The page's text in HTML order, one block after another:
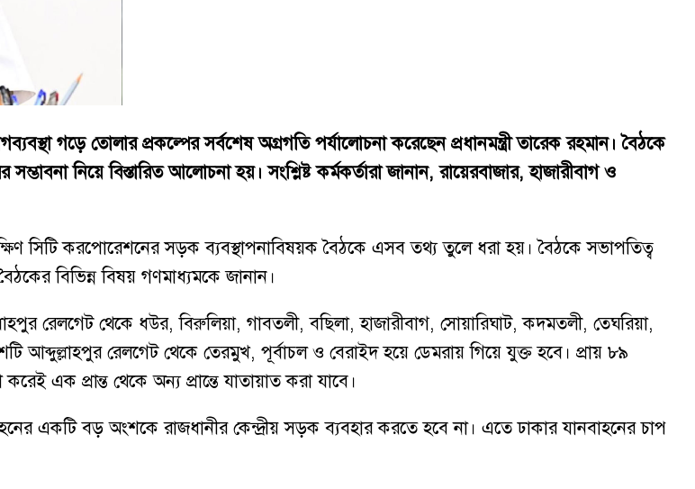
গড়ে তোলার প্রকল্পের সর্বশেষ অগ্রগতি পর্যালোচনা করেছেন প্রধানমন্ত্রী তারেক রহমান। বৈঠকে
নিয়ে বিস্তারিত আলোচনা হয়। সংশ্লিষ্ট কর্মকর্তারা জানান, রায়েরবাজার, হাজারীবাগ ও
সিটি করপোরেশনের সড়ক ব্যবস্থাপনাবিষয়ক বৈঠকে এসব তথ্য তুলে ধরা হয়। বৈঠকে সভাপতিত্ব
বিভিন্ন বিষয় গণমাধ্যমকে জানান।
রেলগেট থেকে ধউর, বিরুলিয়া, গাবতলী, বছিলা, হাজারীবাগ, সোয়ারিঘাট, কদমতলী, তেঘরিয়া,
আব্দুল্লাহপুর রেলগেট থেকে তেরমুখ, পূর্বাচল ও বেরাইদ হয়ে ডেমরায় গিয়ে যুক্ত হবে। প্রায় ৮৯
এক প্রান্ত থেকে অন্য প্রান্তে যাতায়াত করা যাবে।
একটি বড় অংশকে রাজধানীর কেন্দ্রীয় সড়ক ব্যবহার করতে হবে না। এতে ঢাকার যানবাহনের চাপ